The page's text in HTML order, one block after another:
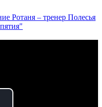
Ротаня – тренер Полесья